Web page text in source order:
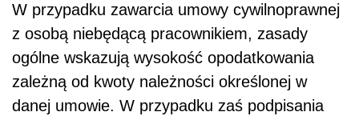
W przypadku zawarcia umowy cywilnoprawnej
z osobą niebędącą pracownikiem, zasady
ogólne wskazują wysokość opodatkowania
zależną od kwoty należności określonej w
danej umowie. W przypadku zaś podpisania